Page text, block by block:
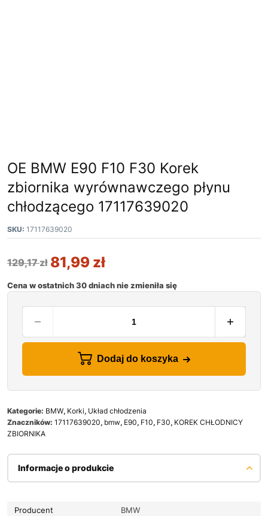
OE BMW E90 F10 F30 Korek
zbiornika wyrównawczego płynu
chłodzącego 17117639020
SKU: 17117639020
129,17zł 81,99 zł
Cena w ostatnich 30 dniach nie zmieniła się
Dodaj do koszyka
Kategorie: BMW, Korki, Układ chłodzenia
Znaczników: 17117639020, bmw, E90, F10, F30, KOREK CHŁODNICY
ZBIORNIKA
Informacje o produkcie
Producent
BMW